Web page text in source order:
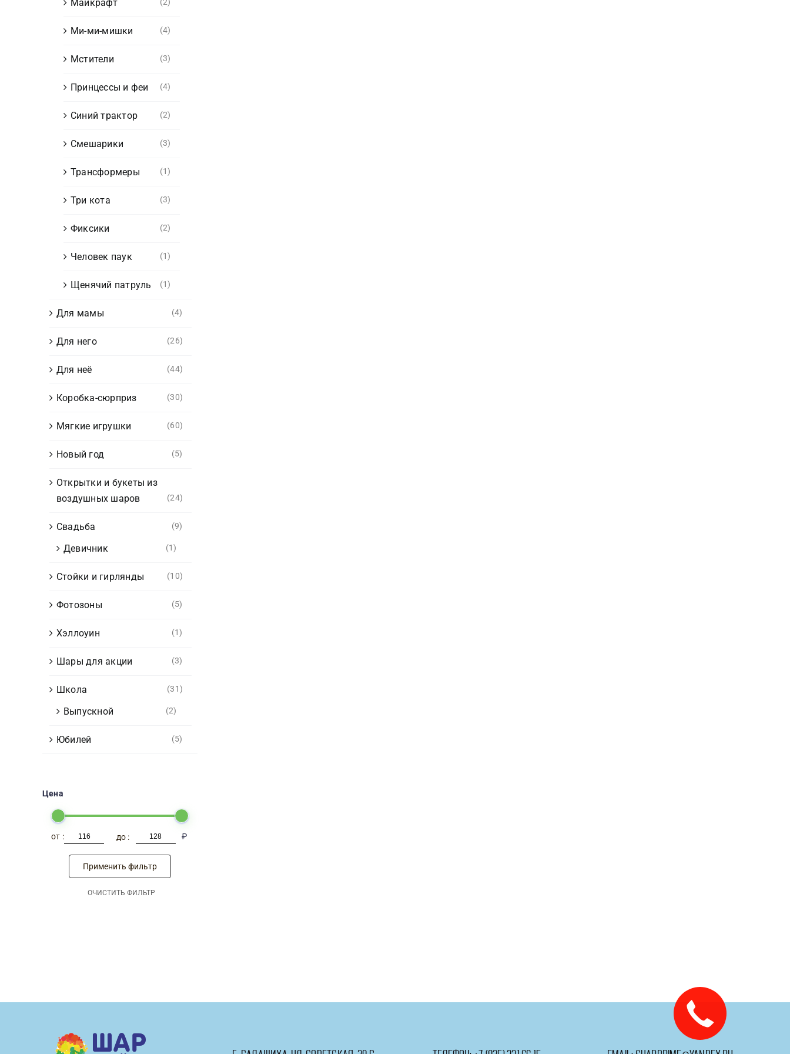
Майкрафт
Ми-ми-мишки (4)
Мстители (3)
Принцессы и феи (4)
Синий трактор (2)
Смешарики (3)
Трансформеры (1)
Три кота (3)
Фиксики (2)
Человек паук (1)
Щенячий патруль (1)
Для мамы (4)
Для него (26)
Для неё (44)
Коробка-сюрприз (30)
Мягкие игрушки (60)
Новый год (5)
Открытки и букеты из
воздушных шаров
(24)
Свадьба (9)
Девичник (1)
Стойки и гирлянды (10)
Фотозоны (5)
Хэллоуин (1)
Шары для акции (3)
Школа (31)
Выпускной (2)
Юбилей (5)
Цена
₽
Применить фильтр
ОЧИСТИТЬ ФИЛЬТР